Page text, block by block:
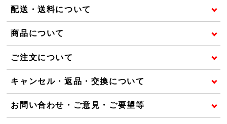
配送・送料について
商品について
ご注文について
キャンセル・返品・交換について
お問い合わせ・ご意見・ご要望等